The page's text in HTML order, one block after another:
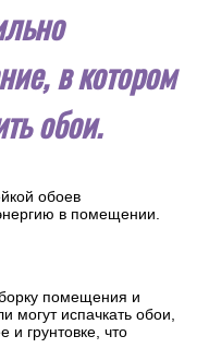
в котором
обои.
обоев
в помещении.
помещения и
могут испачкать обои,
и грунтовке, что